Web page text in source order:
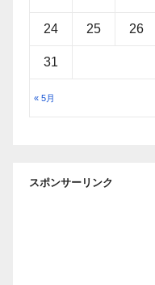
« 5月
24 25 26
31
スポンサーリンク